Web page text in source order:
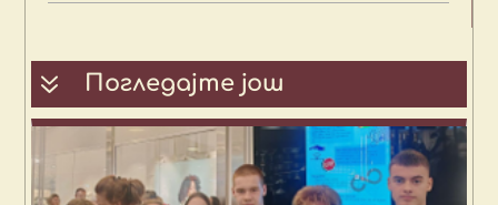
7 Погледајте још